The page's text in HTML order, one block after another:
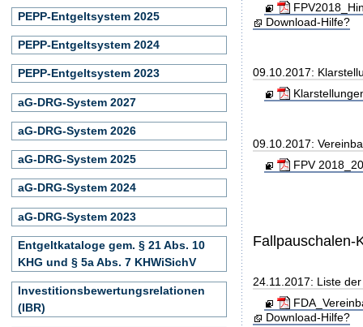
Download-Hilfe?
09.10.2017:
09.10.2017:
FPV
Fallpauschalen-
24.11.2017: Liste
Download-Hilfe?
PEPP-Entgeltsystem 2025
PEPP-Entgeltsystem 2024
PEPP-Entgeltsystem 2023
aG-DRG-System 2027
aG-DRG-System 2026
aG-DRG-System 2025
aG-DRG-System 2024
aG-DRG-System 2023
Entgeltkataloge gem. § 21 Abs. 10
KHG und § 5a Abs. 7 KHWiSichV
Investitionsbewertungsrelationen
(IBR)